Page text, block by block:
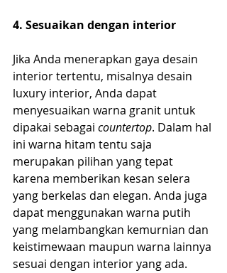
4. Sesuaikan dengan interior
Jika Anda menerapkan gaya desain
interior tertentu, misalnya desain
luxury interior, Anda dapat
menyesuaikan warna granit untuk
dipakai sebagai countertop. Dalam hal
ini warna hitam tentu saja
merupakan pilihan yang tepat
karena memberikan kesan selera
yang berkelas dan elegan. Anda juga
dapat menggunakan warna putih
yang melambangkan kemurnian dan
keistimewaan maupun warna lainnya
sesuai dengan interior yang ada.